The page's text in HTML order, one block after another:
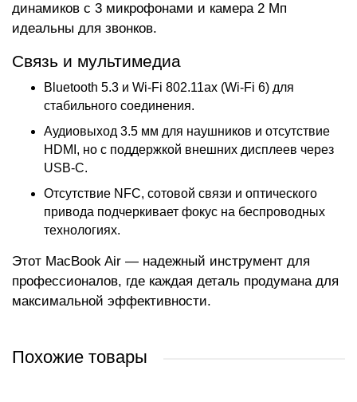
динамиков с 3 микрофонами и камера 2 Мп
идеальны для звонков.
Связь и мультимедиа
Bluetooth 5.3 и Wi-Fi 802.11ax (Wi-Fi 6) для
стабильного соединения.
Аудиовыход 3.5 мм для наушников и отсутствие
HDMI, но с поддержкой внешних дисплеев через
USB-C.
Отсутствие NFC, сотовой связи и оптического
привода подчеркивает фокус на беспроводных
технологиях.
Этот MacBook Air — надежный инструмент для
профессионалов, где каждая деталь продумана для
максимальной эффективности.
Похожие товары